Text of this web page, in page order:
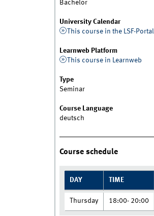
Bachelor
University Calendar
This course in the LSF-Portal
Learnweb Platform
This course in Learnweb
Type
Seminar
Course Language
deutsch
Course schedule
DAY TIME
Thursday 18:00- 20:00